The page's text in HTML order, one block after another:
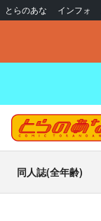
とらのあな インフォ
同人誌(全年齢)